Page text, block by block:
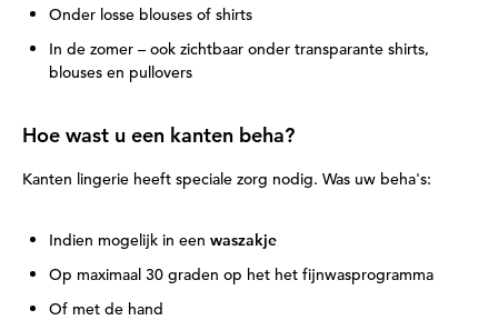
Onder losse blouses of shirts
In de zomer – ook zichtbaar onder transparante shirts,
blouses en pullovers
Hoe wast u een kanten beha?
Kanten lingerie heeft speciale zorg nodig. Was uw beha's:
Indien mogelijk in een waszakje
Op maximaal 30 graden op het het fijnwasprogramma
Of met de hand